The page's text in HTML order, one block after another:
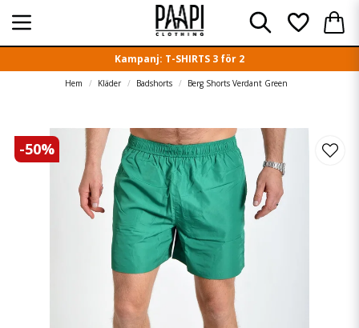
Kampanj: T-SHIRTS 3 för 2
Hem Kläder Badshorts Berg Shorts Verdant Green
-50%